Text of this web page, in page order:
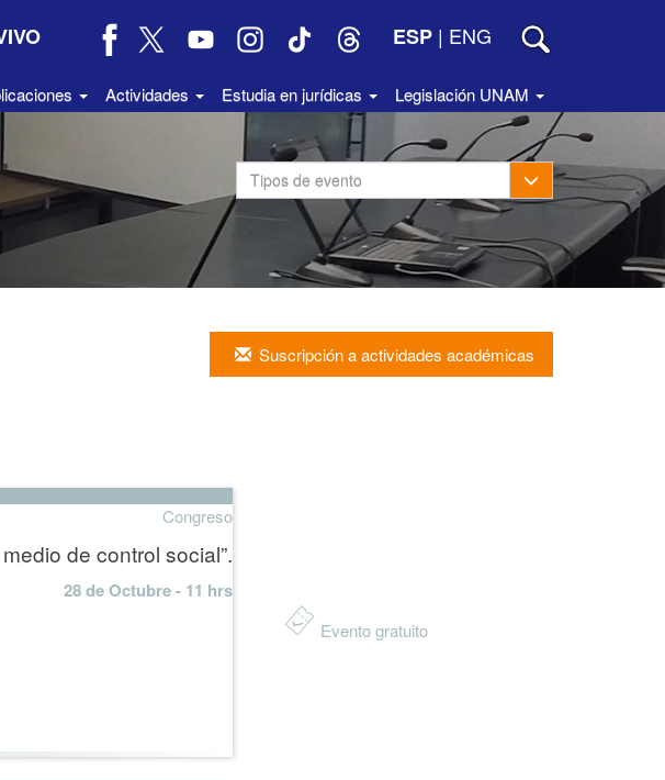
ESP | ENG
Actividades Estudia en jurídicas Legislación UNAM
Tipos de evento Toggle Dropdown
Suscripción a actividades académicas
Congreso
de control social”.
28 de Octubre- 11 hrs
Evento gratuito